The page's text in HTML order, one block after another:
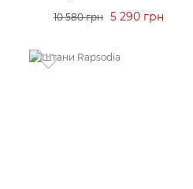
10 580 грн 5 290 грн